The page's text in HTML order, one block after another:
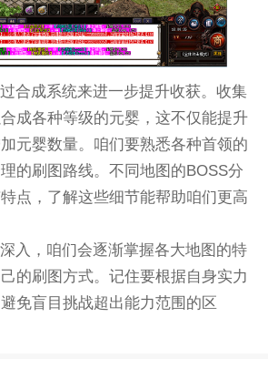
合成系统来进一步提升收获。收集
成各种等级的元婴，这不仅能提升
元婴数量。咱们要熟悉各种首领的
的刷图路线。不同地图的BOSS分
点，了解这些细节能帮助咱们更高
入，咱们会逐渐掌握各大地图的特
的刷图方式。记住要根据自身实力
免盲目挑战超出能力范围的区